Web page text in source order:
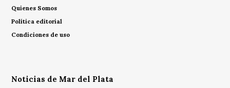
Quienes Somos
Política editorial
Condiciones de uso
Noticias de Mar del Plata